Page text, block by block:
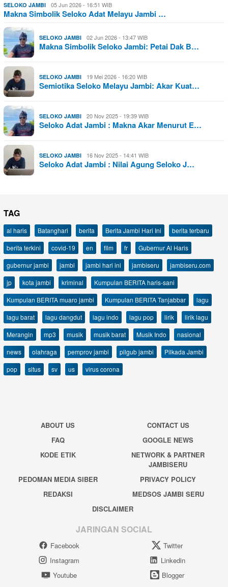
SELOKO JAMBI 05 Jun 2026 - 16:51 WIB
Makna Simbolik Seloko Adat Melayu Jambi …
SELOKO JAMBI 02 Jun 2026 - 13:47 WIB
Makna Simbolik Seloko Jambi: Petai Dak B…
SELOKO JAMBI 19 Mei 2026 - 16:20 WIB
Semiotika Seloko Melayu Jambi: Akar Kuat…
SELOKO JAMBI 20 Nov 2025 - 19:39 WIB
Seloko Adat Jambi : Makna Akar Menurut E…
SELOKO JAMBI 16 Nov 2025 - 14:41 WIB
Seloko Adat Jambi : Nilai Agung Seloko J…
TAG
al haris Batanghari berita Berita Jambi Hari Ini
berita terbaru
berita terkini
covid-19 en film fr
Gubernur Al Haris
gubernur jambi
jambi jambi hari ini jambiseru
jambiseru.com
jp
kota jambi kriminal
Kumpulan BERITA haris-sani
Kumpulan BERITA muaro jambi
Kumpulan BERITA Tanjabbar
lagu
lagu barat
lagu dangdut lagu indo lagu pop lirik
lirik lagu
Merangin
mp3 musik musik barat Musik Indo
nasional
news
olahraga pemprov jambi pilgub jambi
Pilkada Jambi
pop
situs sv us virus corona
ABOUT US
CONTACT US
FAQ
GOOGLE NEWS
KODE ETIK
NETWORK & PARTNER
JAMBISERU
PEDOMAN MEDIA SIBER
PRIVACY POLICY
REDAKSI
MEDSOS JAMBI SERU
DISCLAIMER
JARINGAN SOCIAL
Facebook
Twitter
Instagram
Linkedin
Youtube
Blogger